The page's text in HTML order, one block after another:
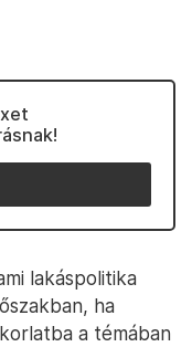
lakáspolitika
ha
a témában